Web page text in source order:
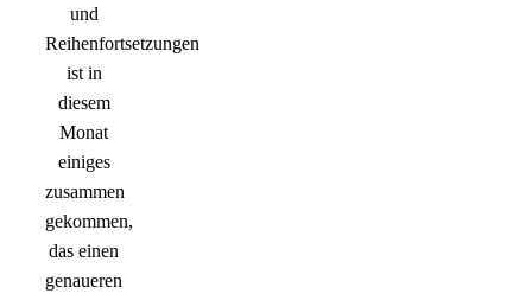
und
Reihenfortsetzungen
ist in
diesem
Monat
einiges
zusammen
gekommen,
das einen
genaueren